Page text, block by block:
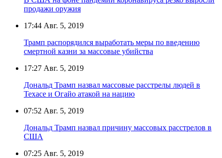
продажи оружия
17:44 Авг. 5, 2019
Трамп распорядился выработать меры по введению
смертной казни за массовые убийства
17:27 Авг. 5, 2019
Дональд Трамп назвал массовые расстрелы людей в
Техасе и Огайо атакой на нацию
07:52 Авг. 5, 2019
Дональд Трамп назвал причину массовых расстрелов в
США
07:25 Авг. 5, 2019